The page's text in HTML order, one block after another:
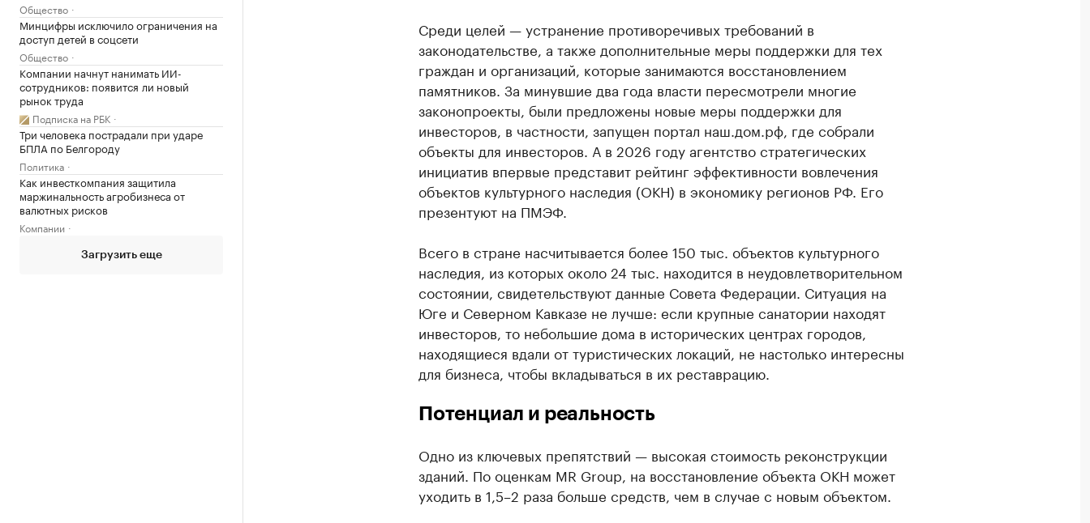
Общество
Минцифры исключило ограничения на
доступ детей в соцсети
Общество
Компании начнут нанимать ИИ-
сотрудников: появится ли новый
рынок труда
Подписка на РБК
Три человека пострадали при ударе
БПЛА по Белгороду
Политика
Как инвесткомпания защитила
маржинальность агробизнеса от
валютных рисков
Компании
Загрузить еще
Среди целей — устранение противоречивых требований в
законодательстве, а также дополнительные меры поддержки для тех
граждан и организаций, которые занимаются восстановлением
памятников. За минувшие два года власти пересмотрели многие
законопроекты, были предложены новые меры поддержки для
инвесторов, в частности, запущен портал наш.дом.рф, где собрали
объекты для инвесторов. А в 2026 году агентство стратегических
инициатив впервые представит рейтинг эффективности вовлечения
объектов культурного наследия (ОКН) в экономику регионов РФ. Его
презентуют на ПМЭФ.
Всего в стране насчитывается более 150 тыс. объектов культурного
наследия, из которых около 24 тыс. находится в неудовлетворительном
состоянии, свидетельствуют данные Совета Федерации. Ситуация на
Юге и Северном Кавказе не лучше: если крупные санатории находят
инвесторов, то небольшие дома в исторических центрах городов,
находящиеся вдали от туристических локаций, не настолько интересны
для бизнеса, чтобы вкладываться в их реставрацию.
Потенциал и реальность
Одно из ключевых препятствий — высокая стоимость реконструкции
зданий. По оценкам MR Group, на восстановление объекта ОКН может
уходить в 1,5–2 раза больше средств, чем в случае с новым объектом.